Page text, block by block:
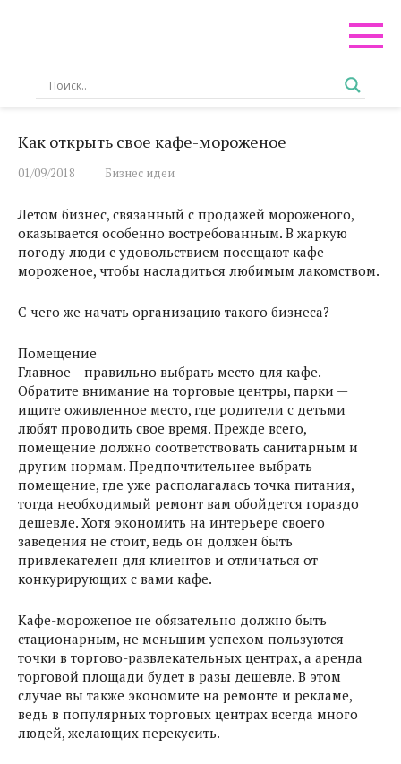
Как открыть свое кафе-мороженое
01/09/2018 Бизнес идеи
Летом бизнес, связанный с продажей мороженого,
оказывается особенно востребованным. В жаркую
погоду люди с удовольствием посещают кафе-
мороженое, чтобы насладиться любимым лакомством.
С чего же начать организацию такого бизнеса?
Помещение
Главное – правильно выбрать место для кафе.
Обратите внимание на торговые центры, парки —
ищите оживленное место, где родители с детьми
любят проводить свое время. Прежде всего,
помещение должно соответствовать санитарным и
другим нормам. Предпочтительнее выбрать
помещение, где уже располагалась точка питания,
тогда необходимый ремонт вам обойдется гораздо
дешевле. Хотя экономить на интерьере своего
заведения не стоит, ведь он должен быть
привлекателен для клиентов и отличаться от
конкурирующих с вами кафе.
Кафе-мороженое не обязательно должно быть
стационарным, не меньшим успехом пользуются
точки в торгово-развлекательных центрах, а аренда
торговой площади будет в разы дешевле. В этом
случае вы также экономите на ремонте и рекламе,
ведь в популярных торговых центрах всегда много
людей, желающих перекусить.